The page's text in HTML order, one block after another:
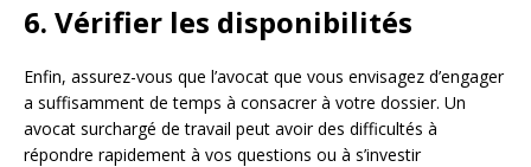
6. Vérifier les disponibilités
Enfin, assurez-vous que l’avocat que vous envisagez d’engager
a suffisamment de temps à consacrer à votre dossier. Un
avocat surchargé de travail peut avoir des difficultés à
répondre rapidement à vos questions ou à s’investir